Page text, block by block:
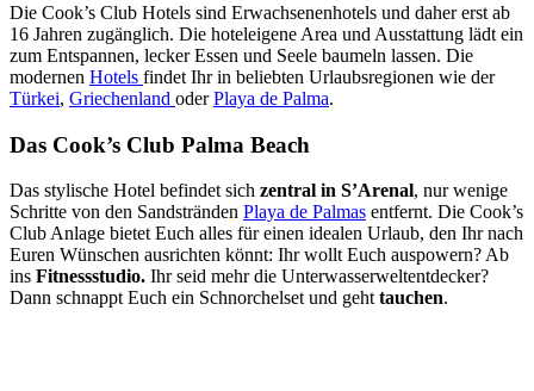
Die Cook’s Club Hotels sind Erwachsenenhotels und daher erst ab
16 Jahren zugänglich. Die hoteleigene Area und Ausstattung lädt ein
zum Entspannen, lecker Essen und Seele baumeln lassen. Die
modernen Hotels findet Ihr in beliebten Urlaubsregionen wie der
Türkei, Griechenland oderPlaya de Palma.
Das Cook’s Club Palma Beach
Das stylische Hotel befindet sich zentral in S’Arenal, nur wenige
Schritte von den Sandstränden Playa de Palmas entfernt. Die Cook’s
Club Anlage bietet Euch alles für einen idealen Urlaub, den Ihr nach
Euren Wünschen ausrichten könnt: Ihr wollt Euch auspowern? Ab
ins Fitnessstudio. Ihr seid mehr die Unterwasserweltentdecker?
Dann schnappt Euch ein Schnorchelset und geht tauchen.